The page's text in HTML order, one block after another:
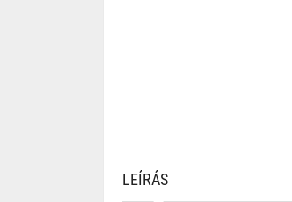
LEÍRÁS